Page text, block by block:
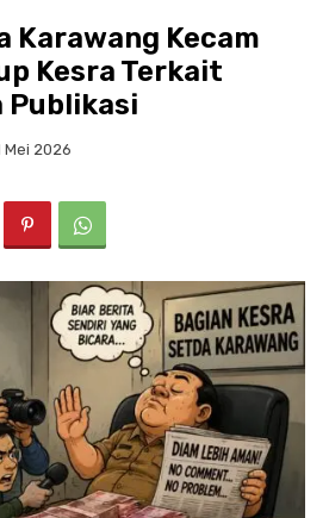
Karawang Kecam
Kesra Terkait
Publikasi
Mei 2026